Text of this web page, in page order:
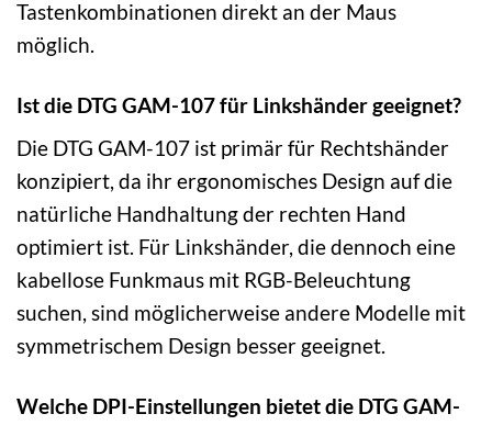
Tastenkombinationen direkt an der Maus
möglich.
Ist die DTG GAM-107 für Linkshänder geeignet?
Die DTG GAM-107 ist primär für Rechtshänder
konzipiert, da ihr ergonomisches Design auf die
natürliche Handhaltung der rechten Hand
optimiert ist. Für Linkshänder, die dennoch eine
kabellose Funkmaus mit RGB-Beleuchtung
suchen, sind möglicherweise andere Modelle mit
symmetrischem Design besser geeignet.
Welche DPI-Einstellungen bietet die DTG GAM-